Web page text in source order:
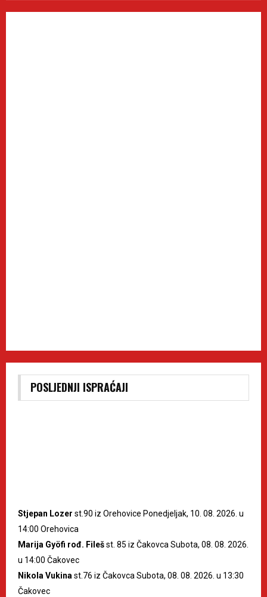
POSLJEDNJI ISPRAĆAJI
Stjepan Lozer st.90 iz Orehovice Ponedjeljak, 10. 08. 2026. u
14:00 Orehovica
Marija Gyöfi rođ. Filešst. 85 iz Čakovca Subota, 08. 08. 2026.
u 14:00 Čakovec
Nikola Vukina st.76 iz Čakovca Subota, 08. 08. 2026. u 13:30
Čakovec